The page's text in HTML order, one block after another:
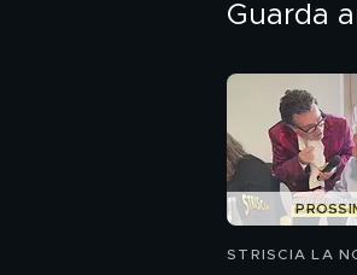
Guarda
STRISCIA LA